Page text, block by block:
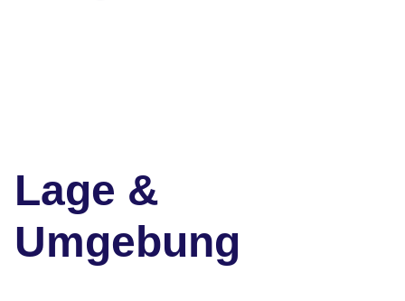
Lage &
Umgebung